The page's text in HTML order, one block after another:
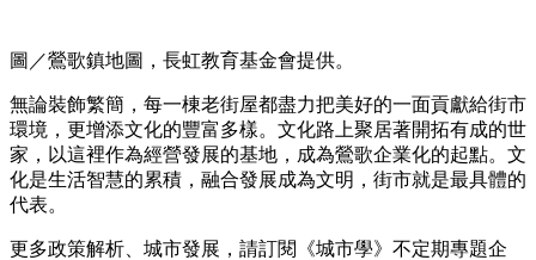
圖／鶯歌鎮地圖，長虹教育基金會提供。
無論裝飾繁簡，每一棟老街屋都盡力把美好的一面貢獻給街市
環境，更增添文化的豐富多樣。文化路上聚居著開拓有成的世
家，以這裡作為經營發展的基地，成為鶯歌企業化的起點。文
化是生活智慧的累積，融合發展成為文明，街市就是最具體的
代表。
更多政策解析、城市發展，請訂閱《城市學》不定期專題企